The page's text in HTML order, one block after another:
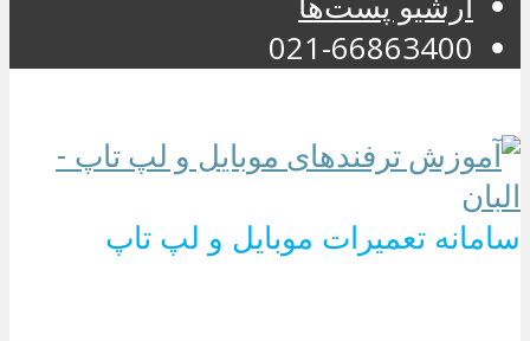
021-66863400
سامانه تعمیرات موبایل و لپ تاپ